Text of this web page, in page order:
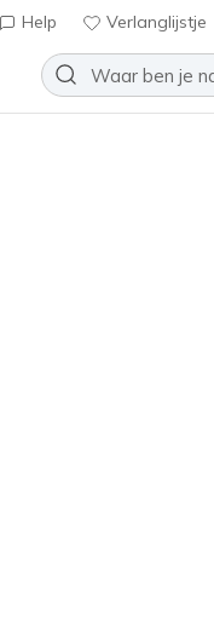
Help Verlanglijstje